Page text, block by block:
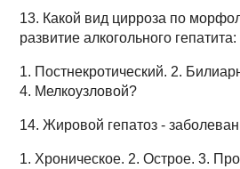
13. Какой вид цирроза по
развитие алкогольного гепатита:
1. Постнекротический. 2.
4. Мелкоузловой?
14. Жировой гепатоз -
1. Хроническое. 2. Острое. 3.